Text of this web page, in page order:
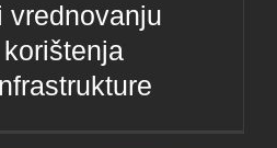
vrednovanju